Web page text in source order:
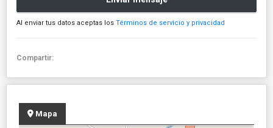
Al enviar tus datos aceptas los Términos de servicio y privacidad
Compartir:
Mapa